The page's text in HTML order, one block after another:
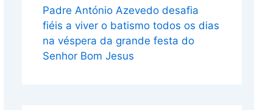
Padre António Azevedo desafia
fiéis a viver o batismo todos os dias
na véspera da grande festa do
Senhor Bom Jesus